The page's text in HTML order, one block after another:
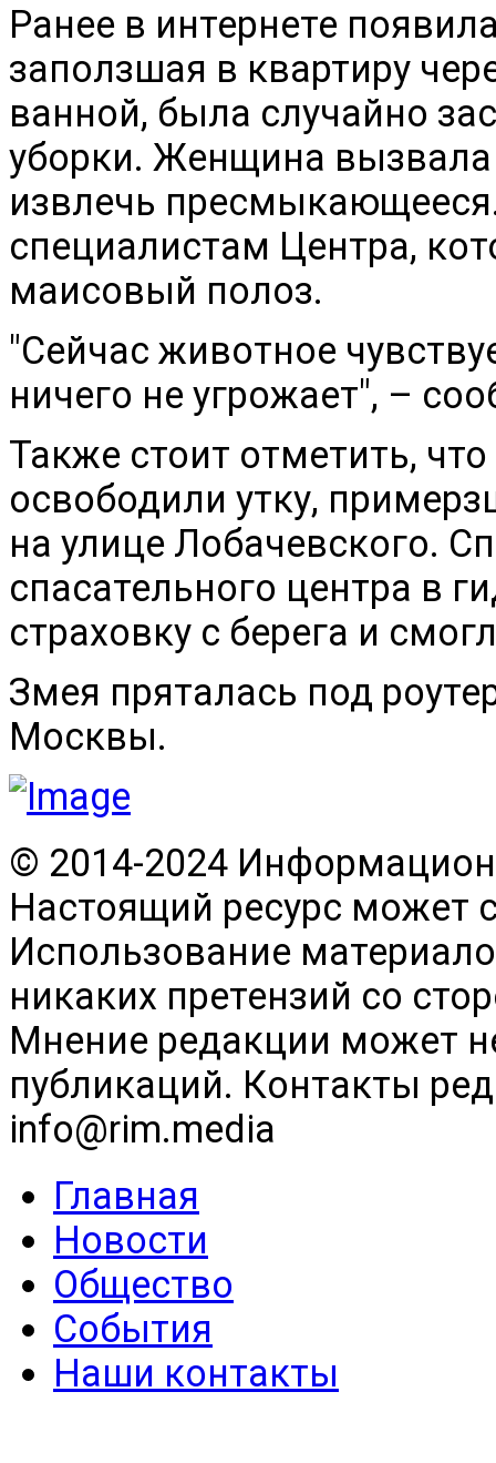
Ранее в интернете
заползшая в квартиру
ванной, была случайно
уборки. Женщина вызвала
извлечь
специалистам Центра,
маисовый полоз.
"Сейчас животное
ничего не угрожает", –
Также стоит отметить,
освободили утку,
на улице Лобачевского.
спасательного центра в
страховку с берега и
Змея пряталась под
Москвы.
© 2014-2024
Настоящий ресурс может
Использование
никаких претензий со
Мнение редакции может
публикаций. Контакты
info@rim.media
Главная
Новости
Общество
События
Наши контакты